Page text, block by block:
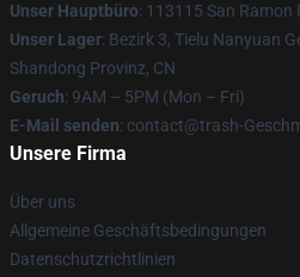
Unser Hauptbüro: 113115 San Ramon
Unser Lager: Bezirk 3, Tielu Nanyuan
Shandong Provinz, CN
Geruch: 9AM – 5PM (Mon – Fri)
E-Mail senden: contact@trash-
Unsere Firma
Über uns
Allgemeine Geschäftsbedingungen
Datenschutzrichtlinien